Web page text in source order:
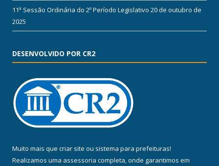
11ª Sessão Ordinária do 2º Período Legislativo 20 de outubro de
2025
DESENVOLVIDO POR CR2
Muito mais que criar site ou sistema para prefeituras!
Realizamos uma assessoria completa, onde garantimos em